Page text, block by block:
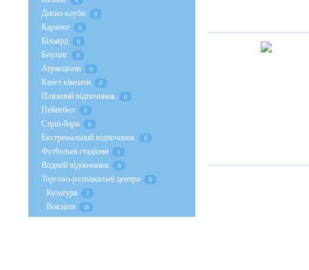
Диско-клуби 0
Караоке 0
Більярд 0
Боулінг 0
Атракціони 0
Квест кімнати 0
Пляжний відпочинок 0
Пейнтбол 0
Стрiп-бари 0
Екстремальний відпочинок 0
Футбольні стадіони 1
Водний відпочинок 0
Торгово-розважальні центри 0
Культура 7
Вокзали 16